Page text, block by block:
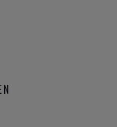
accent zorgt.
hypoallergeen, wat zorgt
design, vakmanschap
met andere sieraden